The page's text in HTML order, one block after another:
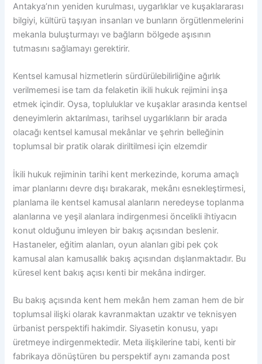
Antakya’nın yeniden kurulması, uygarlıklar ve kuşaklararası
bilgiyi, kültürü taşıyan insanları ve bunların örgütlenmelerini
mekanla buluşturmayı ve bağların bölgede aşısının
tutmasını sağlamayı gerektirir.
Kentsel kamusal hizmetlerin sürdürülebilirliğine ağırlık
verilmemesi ise tam da felaketin ikili hukuk rejimini inşa
etmek içindir. Oysa, topluluklar ve kuşaklar arasında kentsel
deneyimlerin aktarılması, tarihsel uygarlıkların bir arada
olacağı kentsel kamusal mekânlar ve şehrin belleğinin
toplumsal bir pratik olarak diriltilmesi için elzemdir
İkili hukuk rejiminin tarihi kent merkezinde, koruma amaçlı
imar planlarını devre dışı bırakarak, mekânı esnekleştirmesi,
planlama ile kentsel kamusal alanların neredeyse toplanma
alanlarına ve yeşil alanlara indirgenmesi öncelikli ihtiyacın
konut olduğunu imleyen bir bakış açısından beslenir.
Hastaneler, eğitim alanları, oyun alanları gibi pek çok
kamusal alan kamusallık bakış açısından dışlanmaktadır. Bu
küresel kent bakış açısı kenti bir mekâna indirger.
Bu bakış açısında kent hem mekân hem zaman hem de bir
toplumsal ilişki olarak kavranmaktan uzaktır ve teknisyen
ürbanist perspektifi hakimdir. Siyasetin konusu, yapı
üretmeye indirgenmektedir. Meta ilişkilerine tabi, kenti bir
fabrikaya dönüştüren bu perspektif aynı zamanda post